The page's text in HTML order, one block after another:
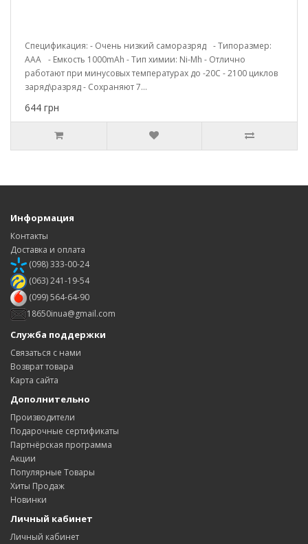
Спецификация: - Очень низкий саморазряд - Типоразмер:
ААA - Емкость 1000mAh - Тип химии: Ni-Mh - Отлично
работают при минусовых температурах до -20С - 2100 циклов
заряд\разряд - Сохраняют 7...
644 грн
Информация
Контакты
Доставка и оплата
(098) 333-00-24
(063) 241-19-54
(099) 564-64-90
18650inua@gmail.com
Служба поддержки
Связаться с нами
Возврат товара
Карта сайта
Дополнительно
Производители
Подарочные сертификаты
Партнёрская программа
Акции
Популярные Товары
Хиты Продаж
Новинки
Личный кабинет
Личный кабинет